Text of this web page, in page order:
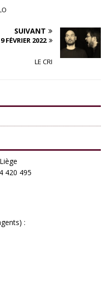
SUIVANT
FÉVRIER 2022
LE CRI
420 495
: